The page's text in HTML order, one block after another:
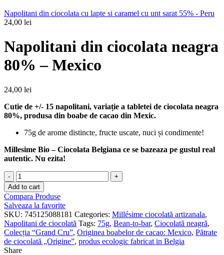
Napolitani din ciocolata cu lapte si caramel cu unt sarat 55% - Peru
24,00 lei
Napolitani din ciocolata neagra
80% – Mexico
24,00 lei
Cutie de +/- 15 napolitani, variație a tabletei de ciocolata neagra
80%, produsa din boabe de cacao din Mexic.
75g de arome distincte, fructe uscate, nuci și condimente!
Millesime Bio – Ciocolata Belgiana ce se bazeaza pe gustul real
autentic. Nu ezita!
Napolitani
din
ciocolata
neagra
80%
-
Mexico
quantity
Add to cart
Compara Produse
Salveaza la favorite
SKU: 745125088181 Categories: Millésime ciocolată artizanala,
Napolitani de ciocolată Tags: 75g, Bean-to-bar, Ciocolată neagră,
Colecția “Grand Cru”, Originea boabelor de cacao: Mexico, Pătrate
de ciocolată „Origine”, produs ecologic fabricat in Belgia
Share